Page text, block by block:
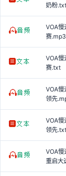
奶粉.txt
VOA慢
赛.mp3
VOA慢
赛.txt
VOA慢
领先
VOA慢
领先.txt
VOA慢
重启大